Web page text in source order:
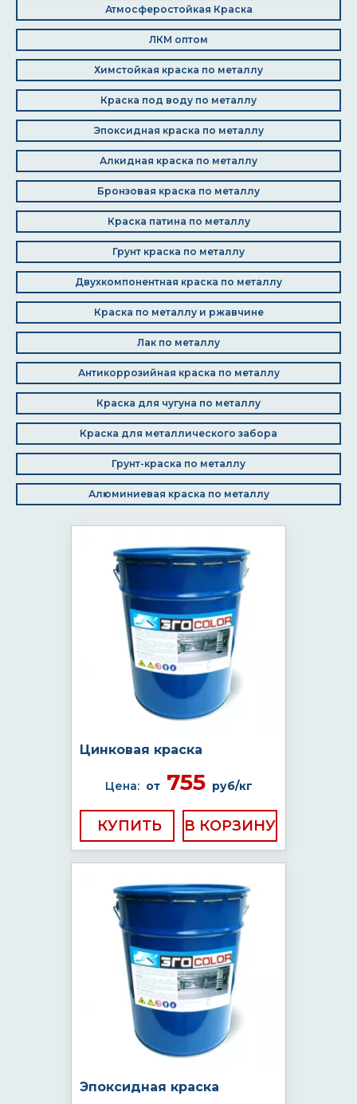
Атмосферостойкая Краска
ЛКМ оптом
Химстойкая краска по металлу
Краска под воду по металлу
Эпоксидная краска по металлу
Алкидная краска по металлу
Бронзовая краска по металлу
Краска патина по металлу
Грунт краска по металлу
Двухкомпонентная краска по металлу
Краска по металлу и ржавчине
Лак по металлу
Антикоррозийная краска по металлу
Краска для чугуна по металлу
Краска для металлического забора
Грунт-краска по металлу
Алюминиевая краска по металлу
Цинковая краска
Цена: от755 руб/кг
КУПИТЬ
Эпоксидная краска